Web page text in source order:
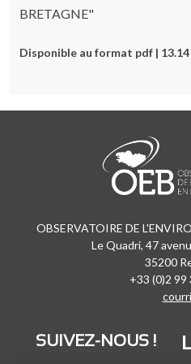
BRETAGNE"
Disponible au format pdf |
OBSERVATOIRE DE
Le Quadri, 47
35200
+33 (0)2 99
SUIVEZ-NOUS !